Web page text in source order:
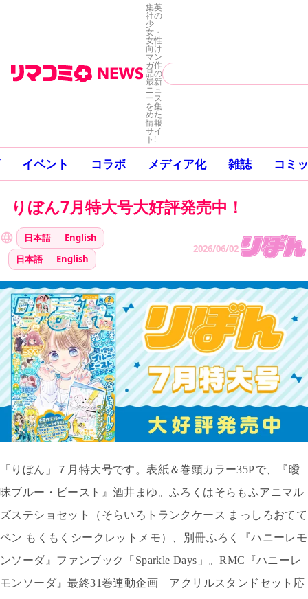
集英
社の
少
女・
女性
向け
マン
ガ作
品の
最新
ニュ
ース
を集
めた
情報
サイ
ト!
イベント コラボ メディア化 雑誌 コミ
りぼん7月特大号大好評発売中！
日本語
English
日本語
English
2026/06/02
「りぼん」７月特大号です。表紙＆巻頭カラー35Pで、『曖
昧ブルー・ビースト』酒井まゆ。ふろくはそらもふアニマル
ズステショセット（そらいろトランクケース まっしろおてて
ペン もくもくシークレットメモ）、別冊ふろく『ハニーレモ
ンソーダ』ファンブック「 Sparkle Days 」。RMC 『ハニーレ
モンソーダ』最終31巻連動企画 アクリルスタンドセット応